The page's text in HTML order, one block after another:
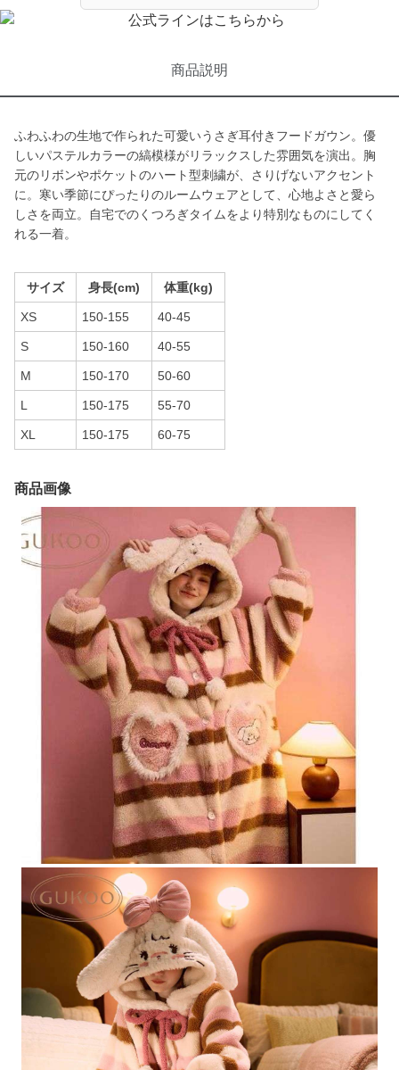
商品説明
ふわふわの生地で作られた可愛いうさぎ耳付きフードガウン。優
しいパステルカラーの縞模様がリラックスした雰囲気を演出。胸
元のリボンやポケットのハート型刺繍が、さりげないアクセント
に。寒い季節にぴったりのルームウェアとして、心地よさと愛ら
しさを両立。自宅でのくつろぎタイムをより特別なものにしてく
れる一着。
サイズ 身長(cm) 体重(kg)
XS 150-155 40-45
S 150-160 40-55
M 150-170 50-60
L 150-175 55-70
XL 150-175 60-75
商品画像